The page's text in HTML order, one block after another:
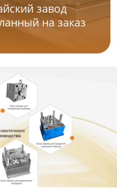
завод
на заказ